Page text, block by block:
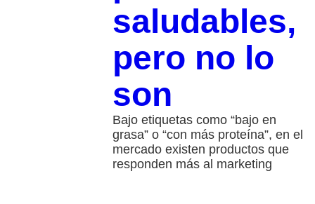
saludables,
pero no lo
son
Bajo etiquetas como “bajo en
grasa” o “con más proteína”, en el
mercado existen productos que
responden más al marketing